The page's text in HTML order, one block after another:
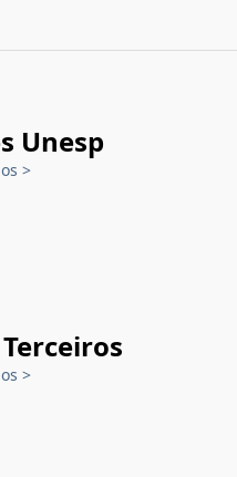
Unesp
>
>